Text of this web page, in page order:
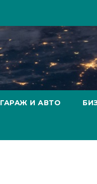
ГАРАЖ И АВТО